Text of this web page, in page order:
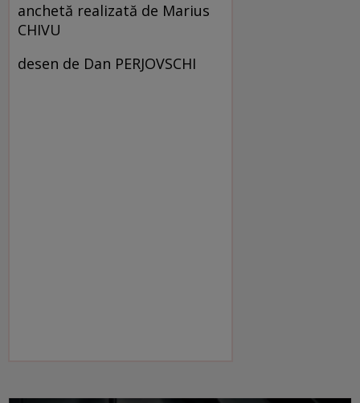
anchetă realizată de Marius
CHIVU
desen de Dan PERJOVSCHI